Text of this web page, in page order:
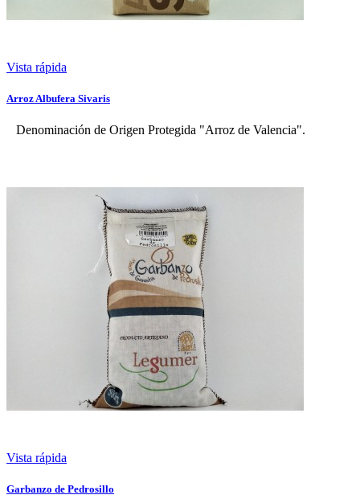
Vista rápida
Arroz Albufera Sivaris
Denominación de Origen Protegida "Arroz de Valencia".
Vista rápida
Garbanzo de Pedrosillo